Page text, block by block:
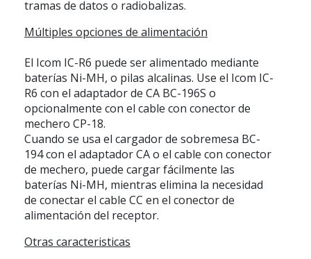
tramas de datos o radiobalizas.
Múltiples opciones de alimentación
El Icom IC-R6 puede ser alimentado mediante
baterías Ni-MH, o pilas alcalinas. Use el Icom IC-
R6 con el adaptador de CA BC-196S o
opcionalmente con el cable con conector de
mechero CP-18.
Cuando se usa el cargador de sobremesa BC-
194 con el adaptador CA o el cable con conector
de mechero, puede cargar fácilmente las
baterías Ni-MH, mientras elimina la necesidad
de conectar el cable CC en el conector de
alimentación del receptor.
Otras caracteristicas